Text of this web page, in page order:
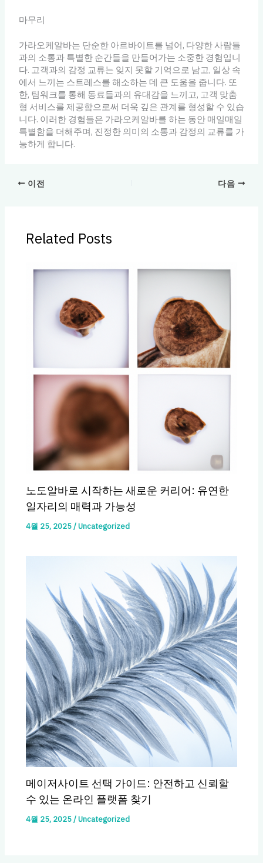
마무리
가라오케알바는 단순한 아르바이트를 넘어, 다양한 사람들
과의 소통과 특별한 순간들을 만들어가는 소중한 경험입니
다. 고객과의 감정 교류는 잊지 못할 기억으로 남고, 일상 속
에서 느끼는 스트레스를 해소하는 데 큰 도움을 줍니다. 또
한, 팀워크를 통해 동료들과의 유대감을 느끼고, 고객 맞춤
형 서비스를 제공함으로써 더욱 깊은 관계를 형성할 수 있습
니다. 이러한 경험들은 가라오케알바를 하는 동안 매일매일
특별함을 더해주며, 진정한 의미의 소통과 감정의 교류를 가
능하게 합니다.
이전 다음
Related Posts
노도알바로 시작하는 새로운 커리어: 유연한
일자리의 매력과 가능성
4월 25, 2025/Uncategorized
메이저사이트 선택 가이드: 안전하고 신뢰할
수 있는 온라인 플랫폼 찾기
4월 25, 2025/Uncategorized